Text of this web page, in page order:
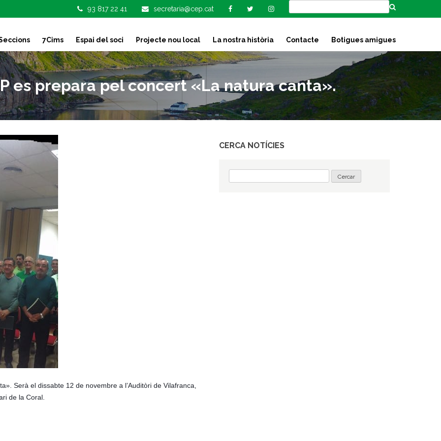
93 817 22 41 secretaria@cep.cat
7Cims Espai del soci Projecte nou local La nostra història Contacte Botigues amigues
es prepara pel concert «La natura canta».
Serà el dissabte 12 de novembre a l’Auditòri de Vilafranca,
de la Coral.
CERCA NOTÍCIES